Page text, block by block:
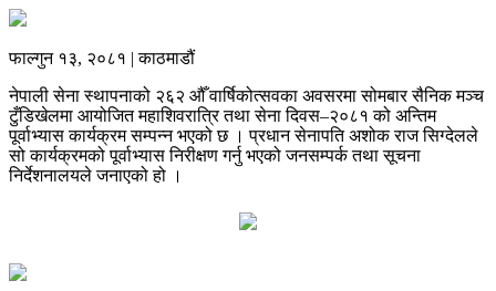
फाल्गुन १३, २०८१ | काठमाडौं
नेपाली सेना स्थापनाको २६२ औँ वार्षिकोत्सवका अवसरमा सोमबार सैनिक मञ्च
टुँडिखेलमा आयोजित महाशिवरात्रि तथा सेना दिवस–२०८१ को अन्तिम
पूर्वाभ्यास कार्यक्रम सम्पन्न भएको छ । प्रधान सेनापति अशोक राज सिग्देलले
सो कार्यक्रमको पूर्वाभ्यास निरीक्षण गर्नु भएको जनसम्पर्क तथा सूचना
निर्देशनालयले जनाएको हो ।